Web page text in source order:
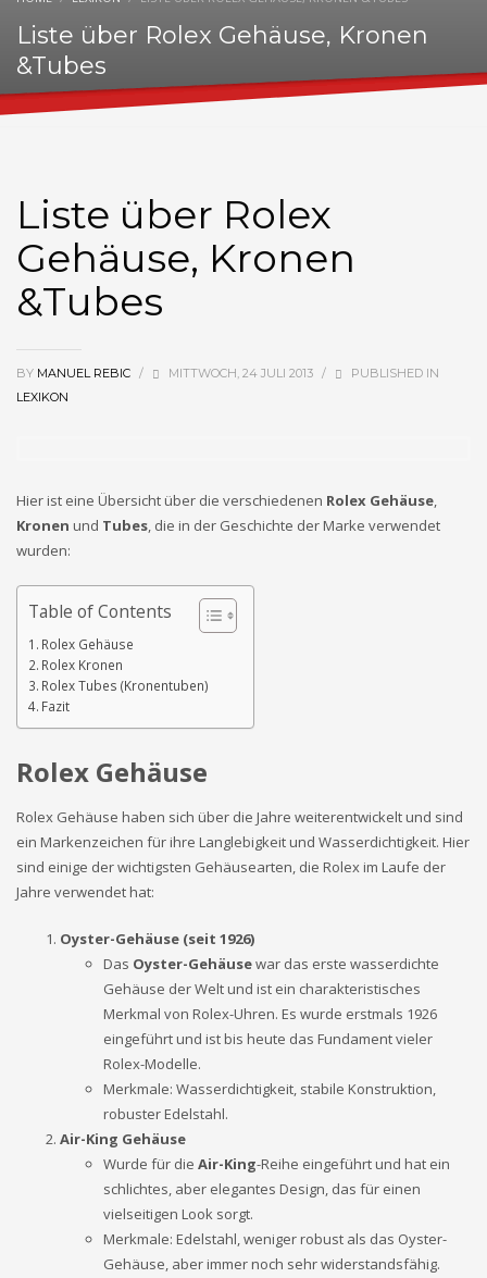
Liste über Rolex Gehäuse, Kronen
&Tubes
Liste über Rolex
Gehäuse, Kronen
&Tubes
BY MANUEL REBIC / MITTWOCH, 24 JULI 2013 /
PUBLISHED IN
LEXIKON
Hier ist eine Übersicht über die verschiedenen Rolex Gehäuse
Kronen und Tubes , die in der Geschichte der Marke verwendet
wurden:
Table of Contents
Rolex Gehäuse
Rolex Kronen
Rolex Tubes (Kronentuben)
Fazit
Rolex Gehäuse
Rolex Gehäuse haben sich über die Jahre weiterentwickelt und sind
ein Markenzeichen für ihre Langlebigkeit und Wasserdichtigkeit. Hier
sind einige der wichtigsten Gehäusearten, die Rolex im Laufe der
Jahre verwendet hat:
Oyster-Gehäuse (seit 1926)
Das Oyster-Gehäusewar das erste wasserdichte
Gehäuse der Welt und ist ein charakteristisches
Merkmal von Rolex-Uhren. Es wurde erstmals 1926
eingeführt und ist bis heute das Fundament vieler
Rolex-Modelle.
Merkmale: Wasserdichtigkeit, stabile Konstruktion,
robuster Edelstahl.
Air-King Gehäuse
Wurde für die Air-King-Reihe eingeführt und hat ein
schlichtes, aber elegantes Design, das für einen
vielseitigen Look sorgt.
Merkmale: Edelstahl, weniger robust als das Oyster-
Gehäuse, aber immer noch sehr widerstandsfähig.